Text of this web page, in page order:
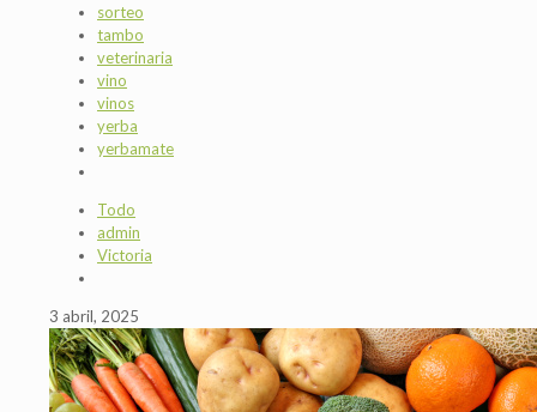
sorteo
tambo
veterinaria
vino
vinos
yerba
yerbamate
Todo
admin
Victoria
3 abril, 2025